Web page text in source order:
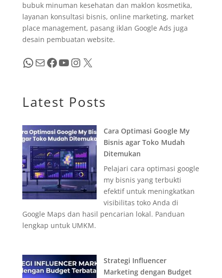
bubuk minuman kesehatan dan maklon kosmetika,
layanan konsultasi bisnis, online marketing, market
place management, pasang iklan Google Ads juga
desain pembuatan website.
WhatsApp Mail Facebook YouTube InstagramX
Latest Posts
Cara Optimasi Google My
Bisnis agar Toko Mudah
Ditemukan
Pelajari cara optimasi google
my bisnis yang terbukti
efektif untuk meningkatkan
visibilitas toko Anda di
Google Maps dan hasil pencarian lokal. Panduan
lengkap untuk UMKM.
Strategi Influencer
Marketing dengan Budget